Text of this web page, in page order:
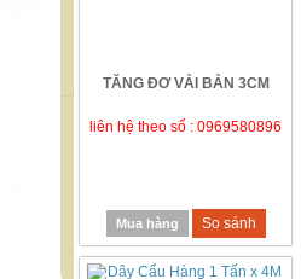
TĂNG ĐƠ VẢI BẢN 3CM
liên hệ theo số : 0969580896
Mua hàng So sánh